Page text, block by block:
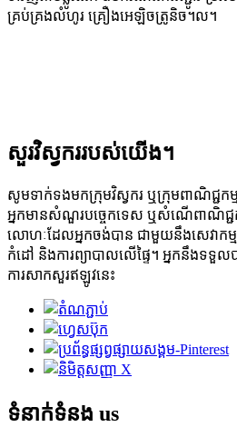
គ្រប់គ្រងលំហូរ គ្រឿងអេឡិចត្រូនិច។ល។
សួរវិស្វកររបស់យើង។
សូមទាក់ទងមកក្រុមវិស្វករ ឬក្រុមពាណិជ្ជក
អ្នកមានសំណួរបច្ចេកទេស ឬសំណើពាណិជ្
លោហៈដែលអ្នកចង់បាន ជាមួយនឹងសេវាកម្
កំដៅ និងការព្យាបាលលើផ្ទៃ។ អ្នកនឹងទទួល
ការសាកសួរឥឡូវនេះ
ទំនាក់ទំនង us